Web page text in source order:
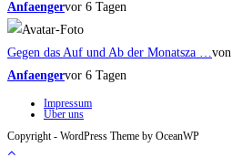
Anfaengervor 6 Tagen
Gegen das Auf und Ab der Monatsza …von
Anfaengervor 6 Tagen
Impressum
Über uns
Copyright - WordPress Theme by OceanWP